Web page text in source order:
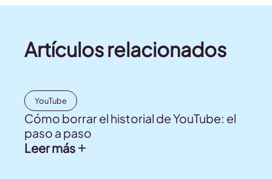
Artículos relacionados
YouTube
Cómo borrar el historial de YouTube: el
paso a paso
Leer más